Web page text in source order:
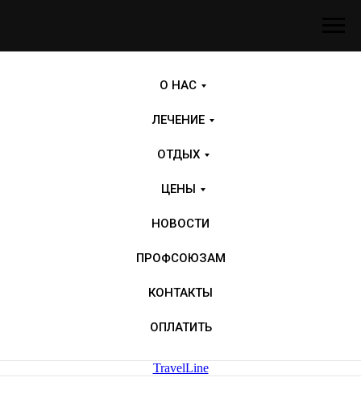
О НАС
ЛЕЧЕНИЕ
ОТДЫХ
ЦЕНЫ
НОВОСТИ
ПРОФСОЮЗАМ
КОНТАКТЫ
ОПЛАТИТЬ
TravelLine